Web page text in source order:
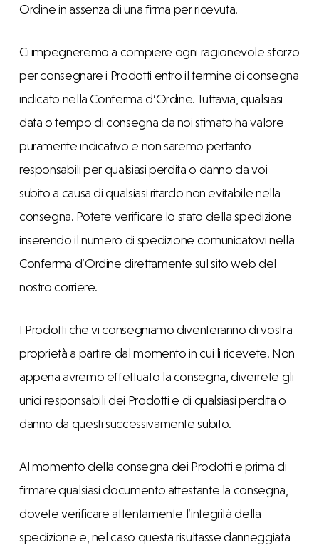
Ordine in assenza di una firma per ricevuta.
Ci impegneremo a compiere ogni ragionevole sforzo
per consegnare i Prodotti entro il termine di consegna
indicato nella Conferma d’Ordine. Tuttavia, qualsiasi
data o tempo di consegna da noi stimato ha valore
puramente indicativo e non saremo pertanto
responsabili per qualsiasi perdita o danno da voi
subito a causa di qualsiasi ritardo non evitabile nella
consegna. Potete verificare lo stato della spedizione
inserendo il numero di spedizione comunicatovi nella
Conferma d’Ordine direttamente sul sito web del
nostro corriere.
I Prodotti che vi consegniamo diventeranno di vostra
proprietà a partire dal momento in cui li ricevete. Non
appena avremo effettuato la consegna, diverrete gli
unici responsabili dei Prodotti e di qualsiasi perdita o
danno da questi successivamente subito.
Al momento della consegna dei Prodotti e prima di
firmare qualsiasi documento attestante la consegna,
dovete verificare attentamente l’integrità della
spedizione e, nel caso questa risultasse danneggiata